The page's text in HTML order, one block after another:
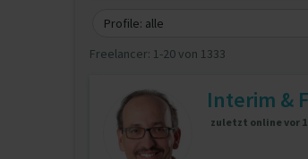
Profile: alle
Freelancer: 1-20 von 1333
Interim &
zuletzt online vor 1